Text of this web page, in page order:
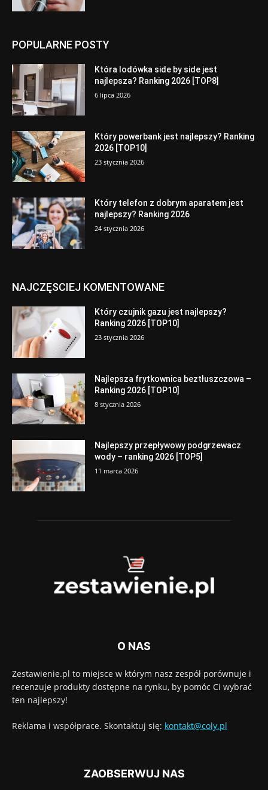
POPULARNE POSTY
Która lodówka side by side jest
najlepsza? Ranking 2026 [TOP8]
6 lipca 2026
Który powerbank jest najlepszy? Ranking
2026 [TOP10]
23 stycznia 2026
Który telefon z dobrym aparatem jest
najlepszy? Ranking 2026
24 stycznia 2026
NAJCZĘSCIEJ KOMENTOWANE
Który czujnik gazu jest najlepszy?
Ranking 2026 [TOP10]
23 stycznia 2026
Najlepsza frytkownica beztłuszczowa –
Ranking 2026 [TOP10]
8 stycznia 2026
Najlepszy przepływowy podgrzewacz
wody – ranking 2026 [TOP5]
11 marca 2026
O NAS
Zestawienie.pl to miejsce w którym nasz zespół porównuje i
recenzuje produkty dostępne na rynku, by pomóc Ci wybrać
ten najlepszy!
Reklama i współprace. Skontaktuj się: kontakt@coly.pl
ZAOBSERWUJ NAS